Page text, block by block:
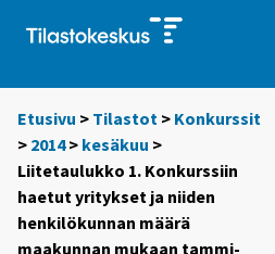
Etusivu > Tilastot > Konkurssit
> 2014> kesäkuu >
Liitetaulukko 1. Konkurssiin
haetut yritykset ja niiden
henkilökunnan määrä
maakunnan mukaan tammi-